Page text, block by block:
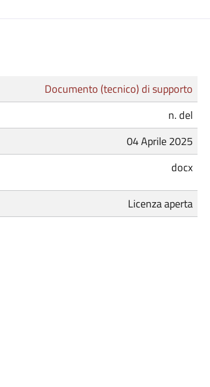
Documento (tecnico) di supporto
n. del
04 Aprile 2025
docx
Licenza aperta